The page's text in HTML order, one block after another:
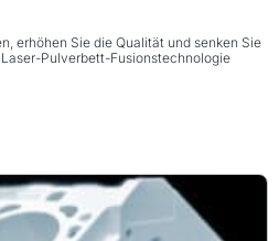
erhöhen Sie die Qualität und senken Sie
Pulverbett-Fusionstechnologie